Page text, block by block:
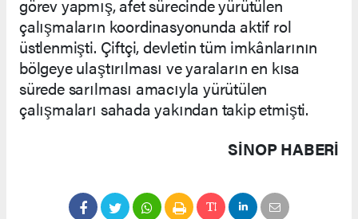
görev yapmış, afet sürecinde yürütülen
çalışmaların koordinasyonunda aktif rol
üstlenmişti. Çiftçi, devletin tüm imkânlarının
bölgeye ulaştırılması ve yaraların en kısa
sürede sarılması amacıyla yürütülen
çalışmaları sahada yakından takip etmişti.
SINOP HABERİ